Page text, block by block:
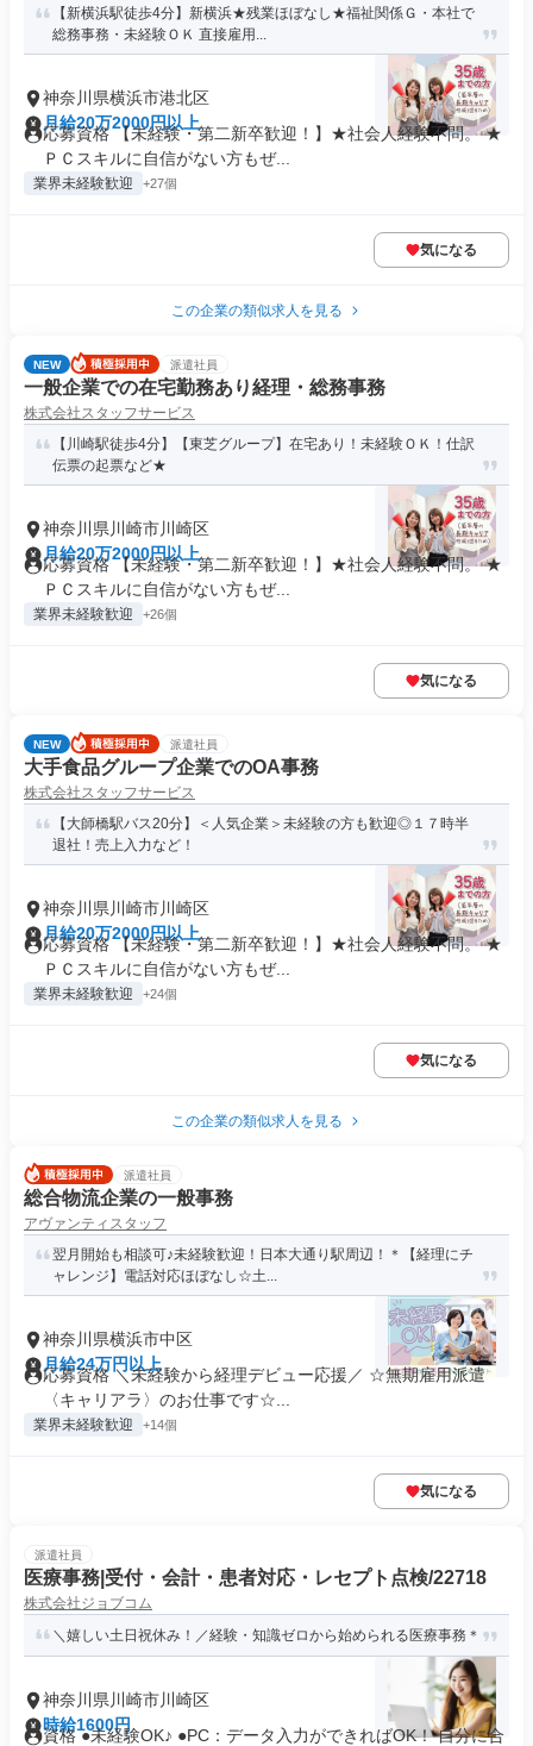
【新横浜駅徒歩4分】新横浜★残業ほぼなし★福祉関係Ｇ・本社で
総務事務・未経験ＯＫ 直接雇用...
神奈川県横浜市港北区
月給20万2000円以上
応募資格 【未経験・第二新卒歓迎！】★社会人経験不問。 ★
ＰＣスキルに自信がない方もぜ...
業界未経験歓迎 +27個
気になる
この企業の類似求人を見る
NEW 派遣社員
一般企業での在宅勤務あり経理・総務事務
株式会社スタッフサービス
【川崎駅徒歩4分】【東芝グループ】在宅あり！未経験ＯＫ！仕訳
伝票の起票など★
神奈川県川崎市川崎区
月給20万2000円以上
応募資格 【未経験・第二新卒歓迎！】★社会人経験不問。 ★
ＰＣスキルに自信がない方もぜ...
業界未経験歓迎 +26個
気になる
NEW 派遣社員
大手食品グループ企業でのOA事務
株式会社スタッフサービス
【大師橋駅バス20分】＜人気企業＞未経験の方も歓迎◎１７時半
退社！売上入力など！
神奈川県川崎市川崎区
月給20万2000円以上
応募資格 【未経験・第二新卒歓迎！】★社会人経験不問。 ★
ＰＣスキルに自信がない方もぜ...
業界未経験歓迎 +24個
気になる
この企業の類似求人を見る
派遣社員
総合物流企業の一般事務
アヴァンティスタッフ
翌月開始も相談可♪未経験歓迎！日本大通り駅周辺！＊【経理にチ
ャレンジ】電話対応ほぼなし☆土...
神奈川県横浜市中区
月給24万円以上
応募資格 ＼未経験から経理デビュー応援／ ☆無期雇用派遣
〈キャリアラ〉のお仕事です☆...
業界未経験歓迎 +14個
気になる
派遣社員
医療事務|受付・会計・患者対応・レセプト点検/22718
株式会社ジョブコム
＼嬉しい土日祝休み！／経験・知識ゼロから始められる医療事務＊
神奈川県川崎市川崎区
時給1600円
資格 ●未経験OK♪ ●PC：データ入力ができればOK！ 自分に合